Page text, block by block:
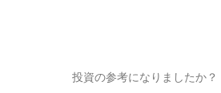
投資の参考になりましたか？